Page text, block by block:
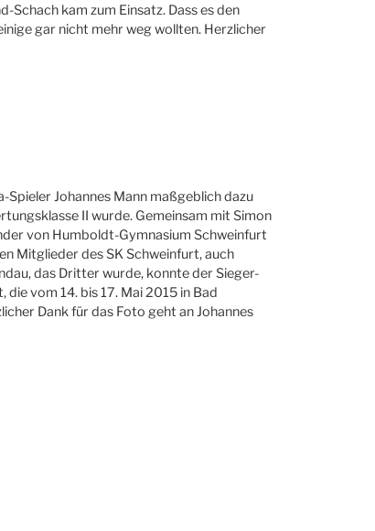
Schach kam zum Einsatz. Dass es den
gar nicht mehr weg wollten. Herzlicher
Spieler Johannes Mann maßgeblich dazu
II wurde. Gemeinsam mit Simon
von Humboldt-Gymnasium Schweinfurt
Mitglieder des SK Schweinfurt, auch
das Dritter wurde, konnte der Sieger-
vom 14. bis 17. Mai 2015 in Bad
Dank für das Foto geht an Johannes